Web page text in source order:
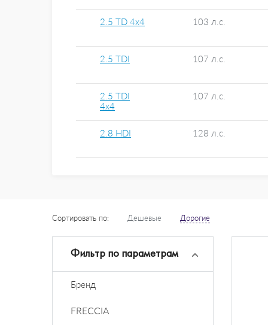
2.5 TD 4x4 103 л.с.
2.5 TDI 107 л.с.
2.5 TDI
4x4
107 л.с.
2.8 HDI 128 л.с.
Сортировать по: Дешевые Дорогие
Фильтр по параметрам
Бренд
FRECCIA